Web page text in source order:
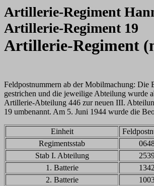
Artillerie-Regiment
Artillerie-Regiment 19
Artillerie-Regiment
Feldpostnummern ab der Mobilmachung: Die
gestrichen und die jeweilige Abteilung wurde
Artillerie-Abteilung 446 zur neuen III.
19 umbenannt. Am 5. Juni 1944 wurde die
Einheit
Regimentsstab
Stab I. Abteilung
1. Batterie
2. Batterie